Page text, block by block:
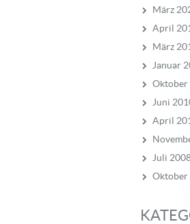
März
April
März
Januar
Oktober
Juni
April
Juli
Oktober